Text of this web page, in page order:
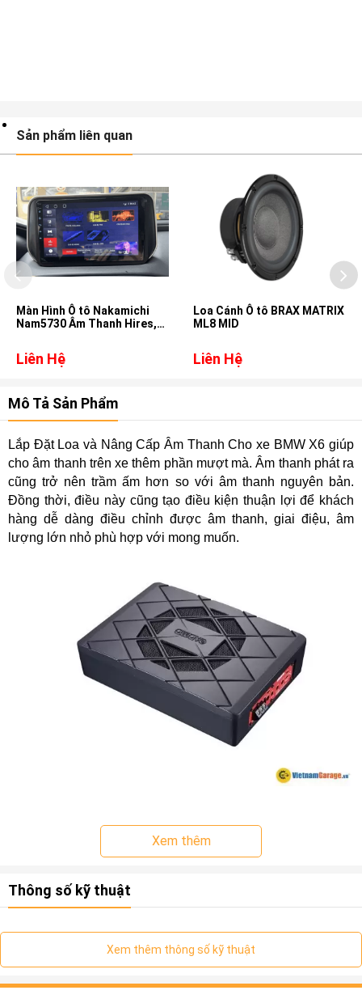
Sản phẩm liên quan
Màn Hình Ô tô Nakamichi
Nam5730 Âm Thanh Hires,
Santafe
Liên Hệ
Loa Cánh Ô tô BRAX MATRIX
ML8 MID
Liên Hệ
Mô Tả Sản Phẩm
Lắp Đặt Loa và Nâng Cấp Âm Thanh Cho xe BMW X6 giúp
cho âm thanh trên xe thêm phần mượt mà. Âm thanh phát ra
cũng trở nên trầm ấm hơn so với âm thanh nguyên bản.
Đồng thời, điều này cũng tạo điều kiện thuận lợi để khách
hàng dễ dàng điều chỉnh được âm thanh, giai điệu, âm
lượng lớn nhỏ phù hợp với mong muốn.
Nâng cấp âm thanh ô tô là gì?
chiếc xe. Hiện nay nhu cầu lắp đặt nâng cấp âm thanh ô
tô là rất cao, bạn có thể lựa chọn nâng cấp 1 chút để chiếc
âm thanh để cảm nhận sự khác biệt hoàn toàn.
Xem thêm
Thông số kỹ thuật
Xem thêm thông số kỹ thuật